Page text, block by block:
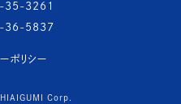
35-3261
36-5837
ポリシー
Corp.